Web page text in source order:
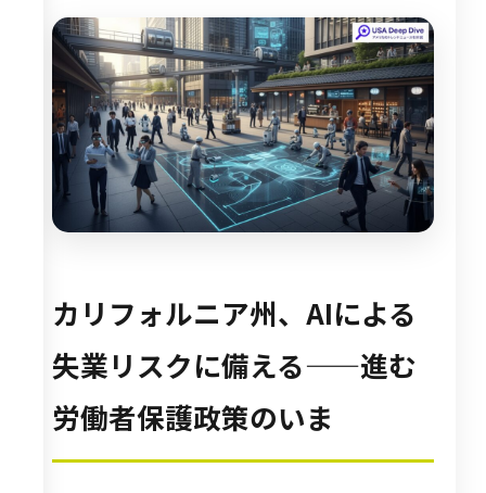
カリフォルニア州、AIによる
失業リスクに備える——進む
労働者保護政策のいま